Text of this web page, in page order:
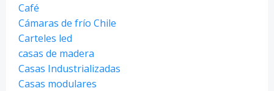
Café
Cámaras de frío Chile
Carteles led
casas de madera
Casas Industrializadas
Casas modulares